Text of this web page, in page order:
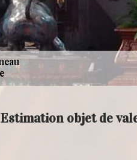
Estimation objet de